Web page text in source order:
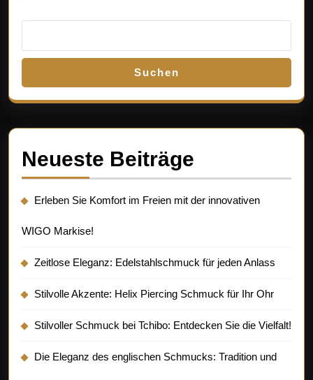
Suchen
Neueste Beiträge
Erleben Sie Komfort im Freien mit der innovativen
WIGO Markise!
Zeitlose Eleganz: Edelstahlschmuck für jeden Anlass
Stilvolle Akzente: Helix Piercing Schmuck für Ihr Ohr
Stilvoller Schmuck bei Tchibo: Entdecken Sie die Vielfalt!
Die Eleganz des englischen Schmucks: Tradition und